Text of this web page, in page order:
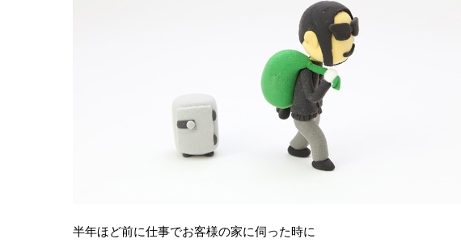
半年ほど前に仕事でお客様の家に伺った時に